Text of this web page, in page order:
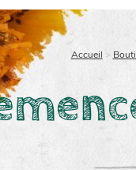
Accueil >